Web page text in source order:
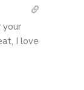
your
I love